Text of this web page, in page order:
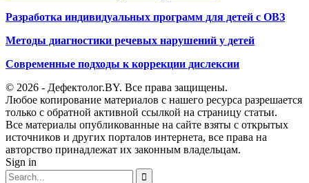
Разработка индивидуальных программ для детей с ОВЗ
Методы диагностики речевых нарушений у детей
Современные подходы к коррекции дислексии
© 2026 - Дефектолог.BY. Все права защищены.
Любое копирование материалов с нашего ресурса разрешается
только с обратной активной ссылкой на страницу статьи.
Все материалы опубликованные на сайте взяты с открытых
источников и других порталов интернета, все права на
авторство принадлежат их законным владельцам.
Sign in